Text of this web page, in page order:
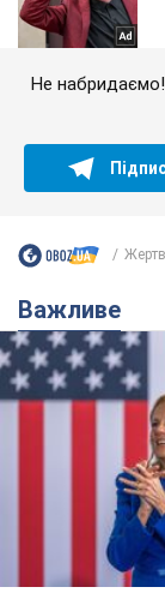
Не набридаємо!
Важливе